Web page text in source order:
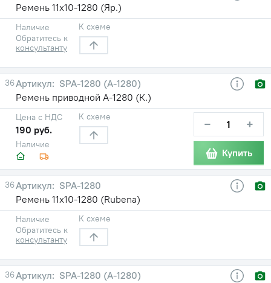
Ремень 11х10-1280 (Яр.)
Наличие
Обратитесь к
консультанту
К схеме
36
SPA-1280 (А-1280)
Ремень приводной А-1280 (К.)
Наличие
Цена с НДС
190 руб.
К схеме − +
Купить
36
SPA-1280
Ремень 11х10-1280 (Rubena)
Наличие
Обратитесь к
консультанту
К схеме
36
SPA-1280 (А-1280)